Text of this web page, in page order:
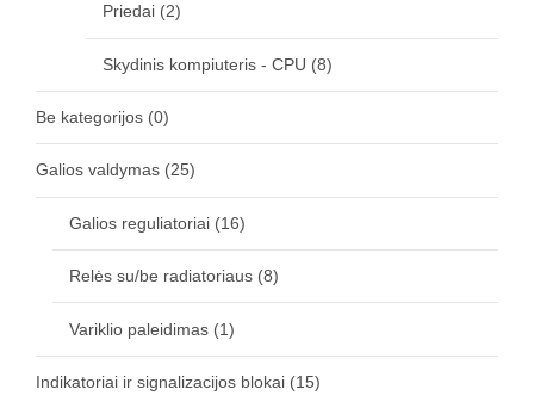
Priedai (2)
Skydinis kompiuteris - CPU (8)
Be kategorijos (0)
Galios valdymas (25)
Galios reguliatoriai (16)
Relės su/be radiatoriaus (8)
Variklio paleidimas (1)
Indikatoriai ir signalizacijos blokai (15)